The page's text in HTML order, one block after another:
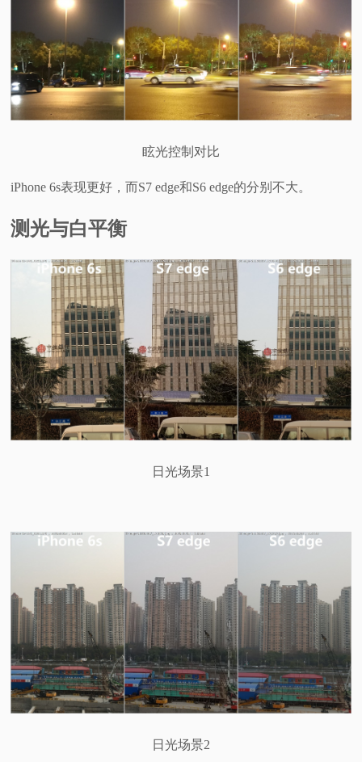
眩光控制对比
iPhone 6s表现更好，而S7 edge和S6 edge的分别不大。
测光与白平衡
日光场景1
日光场景2